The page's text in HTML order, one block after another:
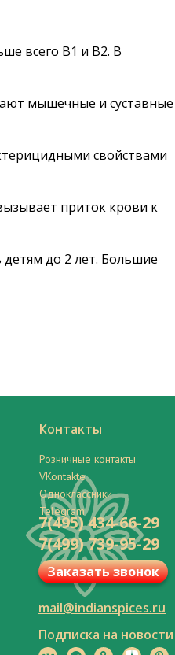
всего В1 и В2. В
мышечные и суставные
свойствами
приток крови к
детям до 2 лет. Большие
Контакты
Розничные контакты
VKontakte
Одноклассники
Telegram
7(495) 434-66-29
7(499) 739-95-29
Заказать звонок
mail@indianspices.ru
Подписка на новости